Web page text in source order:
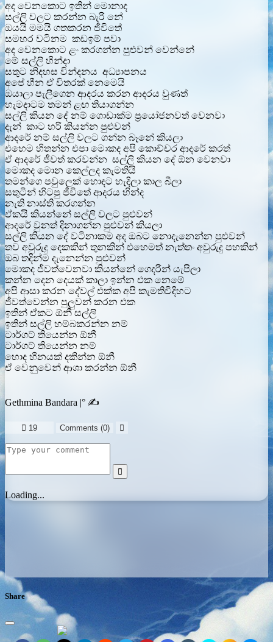
අද වෙනකොට ඉතින් මොනාද
සල්ලි වලට කරන්න බැරි නේ
ඔයයි මමයි ගතකරන ජීවිතේ
සමහර වටිනම කඩඉම් පවා
අද වෙනකොට ළං කරගන්න පුළුවන් වෙන්නේ
මේ සල්ලි හින්දා
සතුට නිදහස වින්දනය අධ්‍යාපනය
අපේ හීන ඒ විතරක් නෙමෙයි
ඔයාලා පැලීගෙන ආදරය කරන ආදරය වුණත්
හැමදාටම තමන් ළඟ තියාගන්න
සල්ලි කියන දේ නම් ගොඩාක්ම ප්‍රයෝජනවත් වෙනවා
දැන් කාට හරි කියන්න පුළුවන්
ආදරේ නම් සල්ලි වලට ගන්න බෑනේ කියලා
එහෙම හිතන්න එපා මොකද අපි කොච්චර ආදරේ කරත්
ඒ ආදරේ ජීවත් කරවන්න සල්ලි කියන දේ ඕන වෙනවා
මොකද මොන කෙල්ලද කැමතියි
තමන්ගෙ පවුලෙක් හොඳට හැදිලා කාල බීලා
සතුටින් හිටපු ජීවිතේ ආදරය හින්ද
නැති නාස්ති කරගන්න
ඒකයි කියන්නේ සල්ලි වලට පුළුවන්
ආදරේ වුනත් දිනාගන්න පුළුවන් කියලා
සල්ලි කියන දේ වටිනාකම අද ඔබට නොදැනෙන්න පුළුවන්
තව අවුරුදු දෙකකින් තුනකින් එහෙමත් නැත්තං අවුරුදු පහකින්
ඔබ තදින්ම දැනෙන්න පුළුවන්
මොකද ජීවත්වෙනවා කියන්නේ ගෙදරින් යැපිලා
කන්න දෙන දෙයක් කාලා ඉන්න එක නෙමේ
අපි ආසා කරන දේවල් එක්ක අපි කැමතිවිදිහට
ජීවත්වෙන්න පුලුවන් කරන එක
ඉතින් ඒකට ඕනී සල්ලි
ඉතින් සල්ලි හම්බකරන්න නම්
ටාර්ගට් තියෙන්න ඕනී
ටාර්ගට් තියෙන්න නම්
හොද හීනයක් දකින්න ඕනී
ඒ වෙනුවෙන් ආශා කරන්න ඕනී
Gethmina Bandara |° ✍️
 19 Comments (0) 

Loading...
Share